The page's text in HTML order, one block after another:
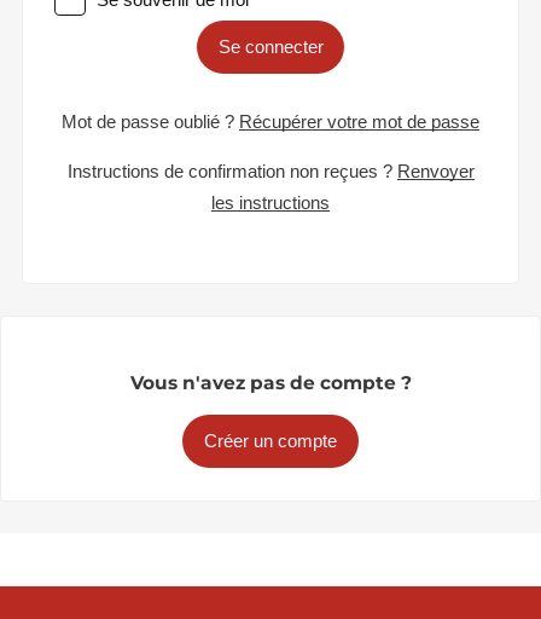
Se connecter
Mot de passe oublié ? Récupérer votre mot de passe
Instructions de confirmation non reçues ? Renvoyer
les instructions
Vous n'avez pas de compte ?
Créer un compte